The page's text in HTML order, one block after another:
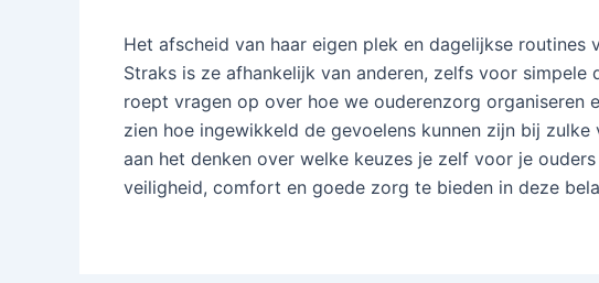
Het afscheid van haar eigen plek en dagelijkse
Straks is ze afhankelijk van anderen, zelfs voor simpele
roept vragen op over hoe we ouderenzorg organiseren
zien hoe ingewikkeld de gevoelens kunnen zijn bij
aan het denken over welke keuzes je zelf voor je
veiligheid, comfort en goede zorg te bieden in deze